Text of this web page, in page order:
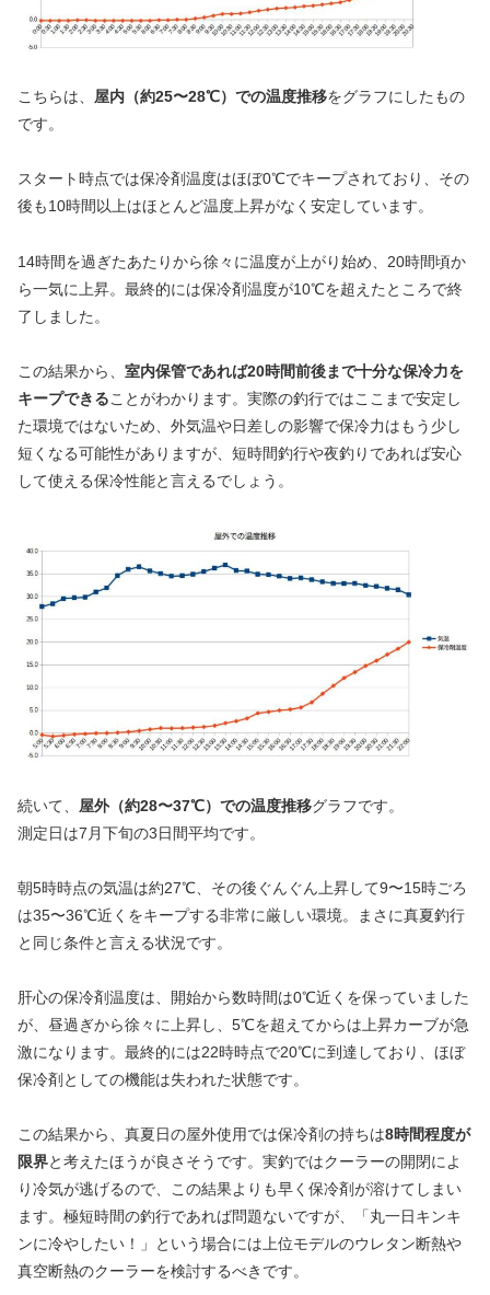
こちらは、 屋内（約25〜28℃）での温度推移をグラフにしたもの
です。
スタート時点では保冷剤温度はほぼ0℃でキープされており、その
後も10時間以上はほとんど温度上昇がなく安定しています。
14時間を過ぎたあたりから徐々に温度が上がり始め、20時間頃か
ら一気に上昇。最終的には保冷剤温度が10℃を超えたところで終
了しました。
この結果から、 室内保管であれば20時間前後まで十分な保冷力を
キープできることがわかります。実際の釣行ではここまで安定し
た環境ではないため、外気温や日差しの影響で保冷力はもう少し
短くなる可能性がありますが、短時間釣行や夜釣りであれば安心
して使える保冷性能と言えるでしょう。
続いて、 屋外（約28〜37℃） での温度推移グラフです。
測定日は7月下旬の3日間平均です。
朝5時時点の気温は約27℃、その後ぐんぐん上昇して9〜15時ごろ
は35〜36℃近くをキープする非常に厳しい環境。まさに真夏釣行
と同じ条件と言える状況です。
肝心の保冷剤温度は、開始から数時間は0℃近くを保っていました
が、昼過ぎから徐々に上昇し、5℃を超えてからは上昇カーブが急
激になります。最終的には22時時点で20℃に到達しており、ほぼ
保冷剤としての機能は失われた状態です。
この結果から、真夏日の屋外使用では保冷剤の持ちは8時間程度が
限界と考えたほうが良さそうです。実釣ではクーラーの開閉によ
り冷気が逃げるので、この結果よりも早く保冷剤が溶けてしまい
ます。極短時間の釣行であれば問題ないですが、「丸一日キンキ
ンに冷やしたい！」という場合には上位モデルのウレタン断熱や
真空断熱のクーラーを検討するべきです。